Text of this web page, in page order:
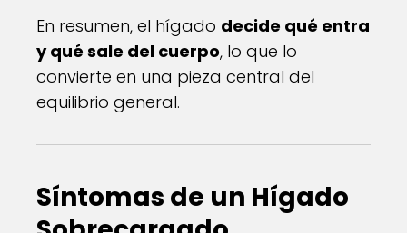
En resumen, el hígado decide qué entra
y qué sale del cuerpo, lo que lo
convierte en una pieza central del
equilibrio general.
Síntomas de un Hígado